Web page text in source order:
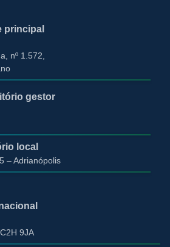
principal
nº 1.572
gestor
local
– Adrianópolis
9JA